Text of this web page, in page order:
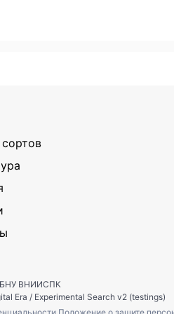
сортов
ВНИИСПК
Era / Experimental Search v2 (testings)